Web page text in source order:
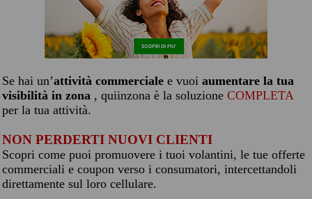
Se hai un’attività commerciale e vuoi aumentare la tua
visibilità in zona , quiinzona è la soluzione COMPLETA
per la tua attività.
NON PERDERTI NUOVI CLIENTI
Scopri come puoi promuovere i tuoi volantini, le tue offerte
commerciali e coupon verso i consumatori, intercettandoli
direttamente sul loro cellulare.